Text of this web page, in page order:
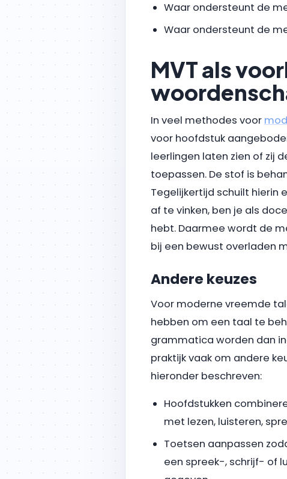
Waar ondersteunt de
Waar ondersteunt de
MVT als
In veel methodes voor
voor hoofdstuk
leerlingen laten zien of zij
toepassen. De stof is
Tegelijkertijd schuilt hierin
af te vinken, ben je als
hebt. Daarmee wordt de
bij een bewust overladen
Andere keuzes
Voor moderne vreemde
hebben om een taal te
grammatica worden dan
praktijk vaak om andere
hieronder beschreven:
Hoofdstukken
met lezen, luisteren,
Toetsen aanpassen
een spreek-, schrijf- of